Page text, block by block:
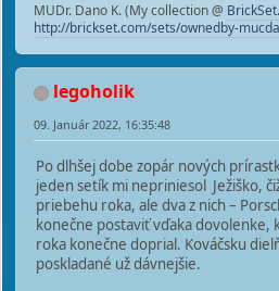
MUDr. Dano K. (My collection @
http://brickset.com/sets/ownedby-
legoholik
09. Január 2022, 16:35:48
Po dlhšej dobe zopár nových
jeden setík mi nepriniesol Ježiško,
priebehu roka, ale dva z nich –
konečne postaviť vďaka dovolenke,
roka konečne doprial. Kováčsku
poskladané už dávnejšie.